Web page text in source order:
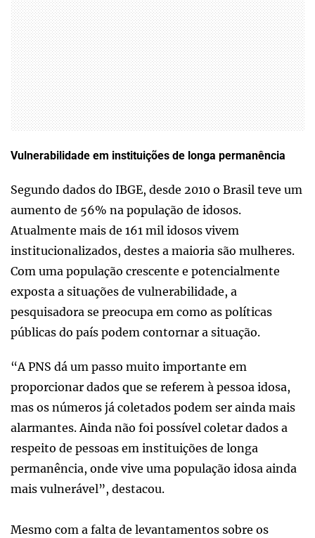
Vulnerabilidade em instituições de longa permanência
Segundo dados do IBGE, desde 2010 o Brasil teve um
aumento de 56% na população de idosos.
Atualmente mais de 161 mil idosos vivem
institucionalizados, destes a maioria são mulheres.
Com uma população crescente e potencialmente
exposta a situações de vulnerabilidade, a
pesquisadora se preocupa em como as políticas
públicas do país podem contornar a situação.
“A PNS dá um passo muito importante em
proporcionar dados que se referem à pessoa idosa,
mas os números já coletados podem ser ainda mais
alarmantes. Ainda não foi possível coletar dados a
respeito de pessoas em instituições de longa
permanência, onde vive uma população idosa ainda
mais vulnerável”, destacou.
Mesmo com a falta de levantamentos sobre os